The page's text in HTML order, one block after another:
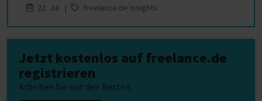
22. Jul |
freelance.de Insights
Jetzt kostenlos auf freelance.de
registrieren
Arbeiten Sie mit den Besten